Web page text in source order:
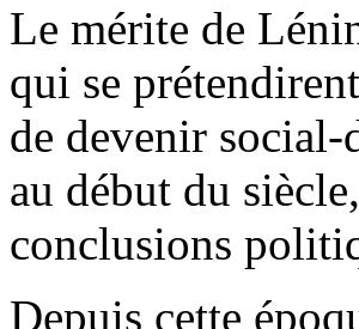
Le mérite de
qui se
de devenir
au début du
conclusions
Depuis cette